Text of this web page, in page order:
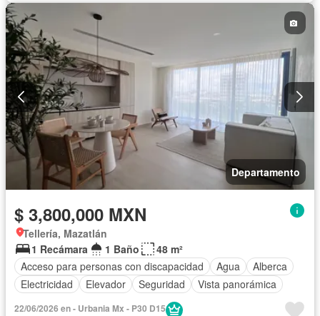
Departamento
$ 3,800,000 MXN
Tellería, Mazatlán
1 Recámara
1 Baño
48 m²
Acceso para personas con discapacidad
Agua
Alberca
Electricidad
Elevador Seguridad Vista panorámica
22/06/2026 en - Urbania Mx - P30 D15